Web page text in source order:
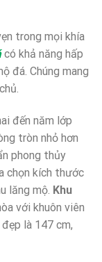
trong mọi khía
có khả năng hấp
đá. Chúng mang
đến năm lớp
tròn nhỏ hơn
phong thủy
chọn kích thước
lăng mộ. Khu
với khuôn viên
là 147 cm,